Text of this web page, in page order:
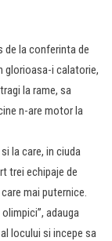
de la conferinta de
glorioasa-i calatorie,
la rame, sa
n-are motor la
la care, in ciuda
trei echipaje de
mai puternice.
adauga
locului si incepe sa